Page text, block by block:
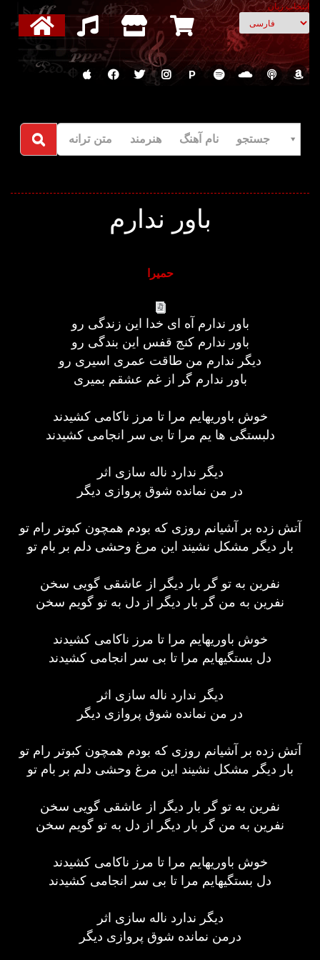
انتخاب زبان
P
جستجو نام آهنگ هنرمند متن ترانه
باور ندارم
حمیرا
باور ندارم آه ای خدا این زندگی رو
باور ندارم كنج قفس این بندگی رو
دیگر ندارم من طاقت عمری اسیری رو
باور ندارم گر از غم عشقم بمیری
خوش باوریهایم مرا تا مرز ناكامی كشیدند
دلبستگی ها یم مرا تا بی سر انجامی كشیدند
دیگر ندارد ناله سازی اثر
در من نمانده شوق پروازی دیگر
آتش زده بر آشیانم روزی كه بودم همچون كبوتر رام تو
بار دیگر مشكل نشیند این مرغ وحشی دلم بر بام تو
نفرین به تو گر بار دیگر از عاشقی گویی سخن
نفرین به من گر بار دیگر از دل به تو گویم سخن
خوش باوریهایم مرا تا مرز ناكامی كشیدند
دل بستگیهایم مرا تا بی سر انجامی كشیدند
دیگر ندارد ناله سازی اثر
در من نمانده شوق پروازی دیگر
آتش زده بر آشیانم روزی كه بودم همچون كبوتر رام تو
بار دیگر مشكل نشیند این مرغ وحشی دلم بر بام تو
نفرین به تو گر بار دیگر از عاشقی گویی سخن
نفرین به من گر بار دیگر از دل به تو گویم سخن
خوش باوریهایم مرا تا مرز ناكامی كشیدند
دل بستگیهایم مرا تا بی سر انجامی كشیدند
دیگر ندارد ناله سازی اثر
درمن نمانده شوق پروازی دیگر